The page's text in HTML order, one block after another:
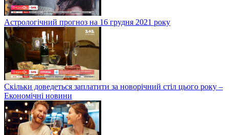
Астрологічний прогноз на 16 грудня 2021 року
Скільки доведеться заплатити за новорічний стіл цього року –
Економічні новини